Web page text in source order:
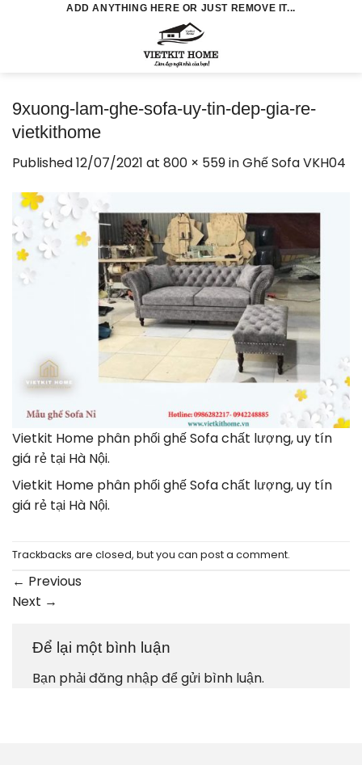
ADD ANYTHING HERE OR JUST REMOVE IT...
9xuong-lam-ghe-sofa-uy-tin-dep-gia-re-
vietkithome
Published12/07/2021 at 800 × 559inGhế Sofa VKH04
Vietkit Home phân phối ghế Sofa chất lượng, uy tín
giá rẻ tại Hà Nội.
Vietkit Home phân phối ghế Sofa chất lượng, uy tín
giá rẻ tại Hà Nội.
Trackbacks are closed, but you can post a comment.
← Previous
Next →
Để lại một bình luận
Bạn phảiđăng nhậpđể gửi bình luận.